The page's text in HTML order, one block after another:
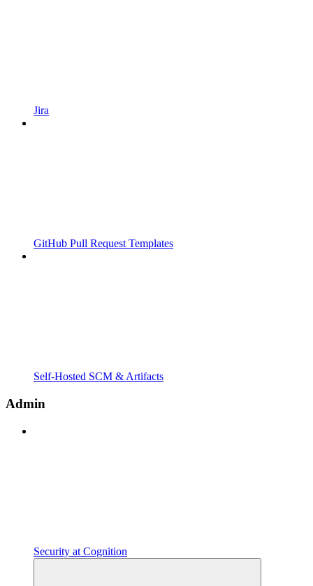
Jira
GitHub Pull Request Templates
Self-Hosted SCM & Artifacts
Admin
Security at Cognition